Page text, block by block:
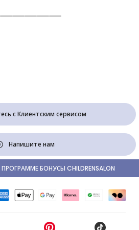
с Клиентским сервисом
Напишите нам
БОНУСЫ CHILDRENSALON